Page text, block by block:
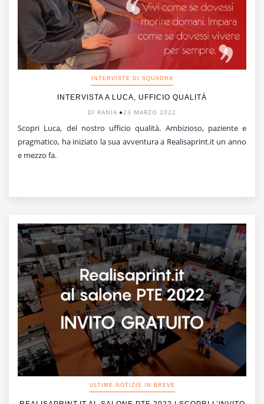
INTERVISTE DI SQUADRA
INTERVISTA A LUCA, UFFICIO QUALITÀ
DI RANIA
23 MARZO 2022
Scopri Luca, del nostro ufficio qualità. Ambizioso, paziente e
pragmatico, ha iniziato la sua avventura a Realisaprint.it un anno
e mezzo fa.
ULTIME NOTIZIE IN BREVE